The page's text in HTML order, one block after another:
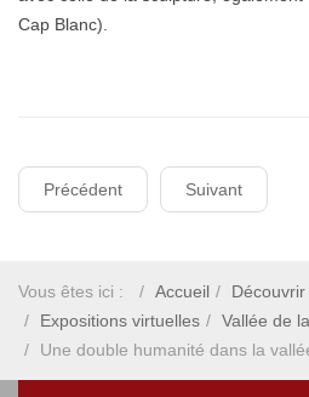
Cap Blanc).
Précédent Suivant
Vous êtes ici : Accueil Découvrir
Expositions virtuelles
Vallée de
Une double humanité dans la